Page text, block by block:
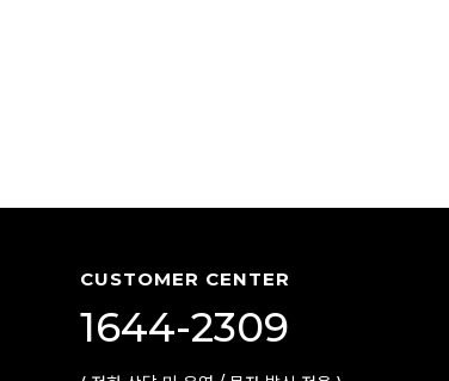
CUSTOMER CENTER
1644-2309